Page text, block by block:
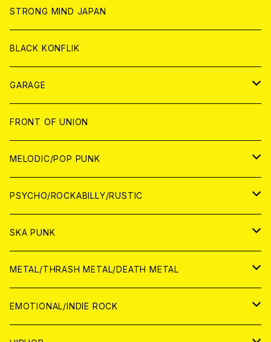
ANALOG
ANALOG
CD
ANALOG
CD
ANALOG
WORLD
CD
ANALOG
STRONG MIND JAPAN
BLACK KONFLIK
GARAGE
JAPAN
アナログ
CD
WORLD
アナログ
CD
FRONT OF UNION
MELODIC/POP PUNK
JAPAN
CD
ANALOG
WORLD
CD
ANALOG
PSYCHO/ROCKABILLY/RUSTIC
JAPAN
CD
ANALOG
WORLD
CD
ANALOG
SKA PUNK
JAPAN
CD
ANALOG
WORLD
METAL/THRASH METAL/DEATH METAL
JAPAN
EMOTIONAL/INDIE ROCK